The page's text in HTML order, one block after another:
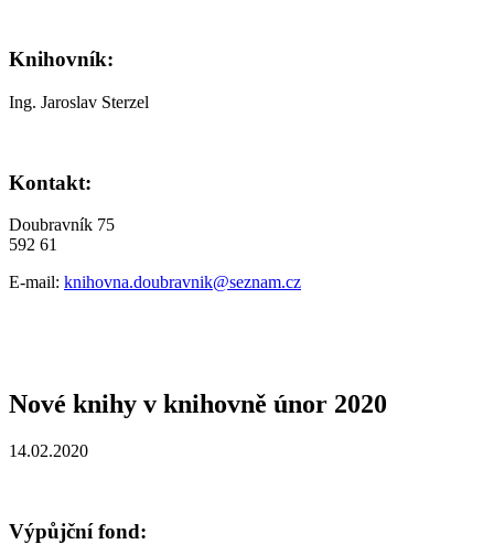
Knihovník:
Ing. Jaroslav Sterzel
Kontakt:
Doubravník 75
592 61
E-mail: knihovna.doubravnik@seznam.cz
Nové knihy v knihovně únor 2020
14.02.2020
Výpůjční fond: